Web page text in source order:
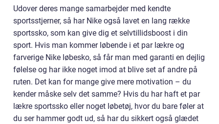
Udover deres mange samarbejder med kendte
sportsstjerner, så har Nike også lavet en lang række
sportssko, som kan give dig et selvtillidsboost i din
sport. Hvis man kommer løbende i et par lækre og
farverige Nike løbesko, så får man med garanti en dejlig
følelse og har ikke noget imod at blive set af andre på
ruten. Det kan for mange give mere motivation – du
kender måske selv det samme? Hvis du har haft et par
lækre sportssko eller noget løbetøj, hvor du bare føler at
du ser hammer godt ud, så har du sikkert også glædet